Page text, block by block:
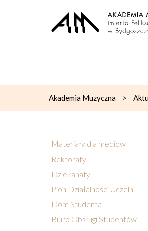
Akademia Muzyczna >
Materiały dla mediów
Rektoraty
Dziekanaty
Pion Działalności Uczelni
Dom Studenta
Biuro Obsługi Studentów